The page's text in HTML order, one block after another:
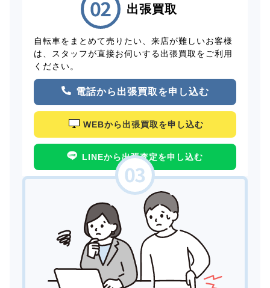
出張買取
自転車をまとめて売りたい、来店が難しいお客様
は、スタッフが直接お伺いする出張買取をご利用
ください。
電話から出張買取を申し込む
WEBから出張買取を申し込む
LINEから出張査定を申し込む